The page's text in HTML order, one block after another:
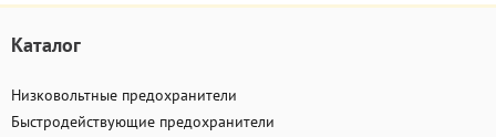
Каталог
Низковольтные предохранители
Быстродействующие предохранители